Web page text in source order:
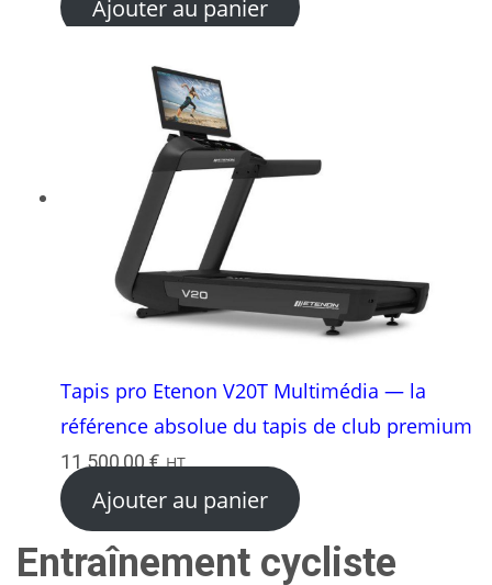
Ajouter au panier
Tapis pro Etenon V20T Multimédia — la
référence absolue du tapis de club premium
11 500,00€ HT
Ajouter au panier
Entraînement cycliste